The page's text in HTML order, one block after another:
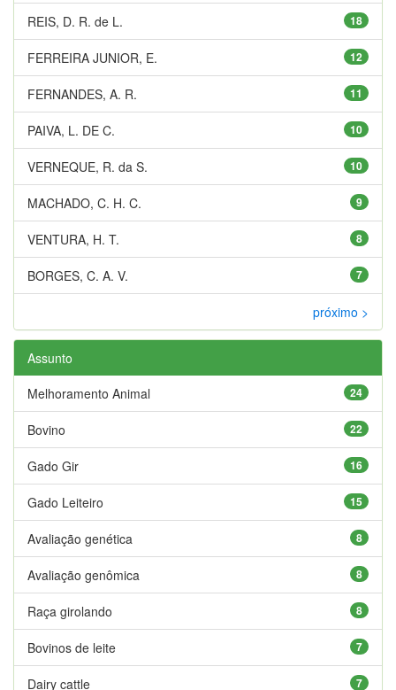
18
REIS, D. R. de L.
12
FERREIRA JUNIOR, E.
11
FERNANDES, A. R.
10
PAIVA, L. DE C.
10
VERNEQUE, R. da S.
9
MACHADO, C. H. C.
8
VENTURA, H. T.
7
BORGES, C. A. V.
próximo >
Assunto
24
Melhoramento Animal
22
Bovino
16
Gado Gir
15
Gado Leiteiro
8
Avaliação genética
8
Avaliação genômica
8
Raça girolando
7
Bovinos de leite
7
Dairy cattle